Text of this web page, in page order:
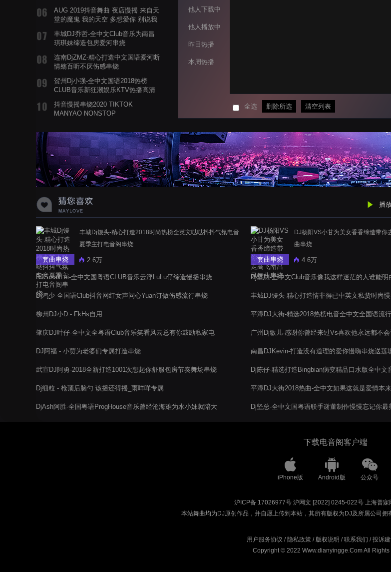
AUG 2019抖音舞曲 夜店慢摇 来自天
堂的魔鬼 我的天空 多想爱你 别说我
丰城DJ乔哲-全中文Club音乐为南昌
琪琪妹缔造包房爱河串烧
连南DjZMZ-精心打造中文国语爱河断
情殇百听不厌伤感串烧
贺州Dj小强-全中文国语2018热榜
CLUB音乐新狂潮娱乐KTV热播高清
抖音慢摇串烧2020 TIKTOK
MANYAO NONSTOP
蝉爸爸妈妈爱存在夏天的风是想你的
声音啊
他人下载中
他人播放中
昨日热播
本周热播
全选 删除所选 清空列表
播
套曲串烧
丰城Dj馒头-精心打造2018时尚热榜全英文哒哒抖抖气氛电音
夏季主打电音阁串烧
2.6万
DJSmallLei-全中文国粤语CLUB音乐云浮LuLu仔缔造慢摇串烧
Dj鸿少-全国语Club抖音网红女声问心Yuan订做伤感流行串烧
柳州DJ小D - FkHs自用
肇庆DJ叶仔-全中文全粤语Club音乐笑看风云总有你鼓励私家电
DJ阿福 - 小贾为老婆们专属打造串烧
武宣DJ阿勇-2018全新打造1001次想起你舒服包房节奏舞场串烧
Dj细粒 - 枪顶后脑勺 该摇还得摇_雨咩咩专属
DjAsh阿胜-全国粤语ProgHouse音乐曾经沧海难为水小妹就陪大
套曲串烧
DJ杨阳VS小甘为美女香香缔造带你
曲串烧
4.6万
Dj坚总-全中文Club音乐像我这样迷茫的人谁能明
丰城DJ馒头-精心打造情非得已中英文私货时尚
平潭DJ大街-精选2018热榜电音全中文全国语流
广州Dj敏儿-感谢你曾经来过Vs喜欢他永远都不
南昌DJKevin-打造没有道理的爱你慢嗨串烧送莲
Dj陈仔-精选打造Bingbian病变精品口水版全中文
平潭DJ大街2018热曲-全中文如果这就是爱情本
Dj坚总-全中文国粤语联手谢董制作慢慢忘记你最
下载电音阁客户端
iPhone版 Android版 公众号
沪ICP备 17026977号 沪网文 [2022] 0245-022号 上海普寐
本站舞曲均为DJ原创作品，并自愿上传到本站，其所有版权为DJ及所属公司
用户服务协议 / 隐私政策/ 版权说明 /联系我们 /投诉
Copyright © 2022 Www.dianyingge.Com All Rights